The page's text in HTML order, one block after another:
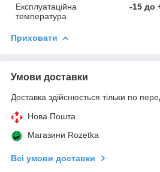
Експлуатаційна
температура
-15 до
Приховати
Умови доставки
Доставка здійснюється тільки по
Нова Пошта
Магазини Rozetka
Всі умови доставки